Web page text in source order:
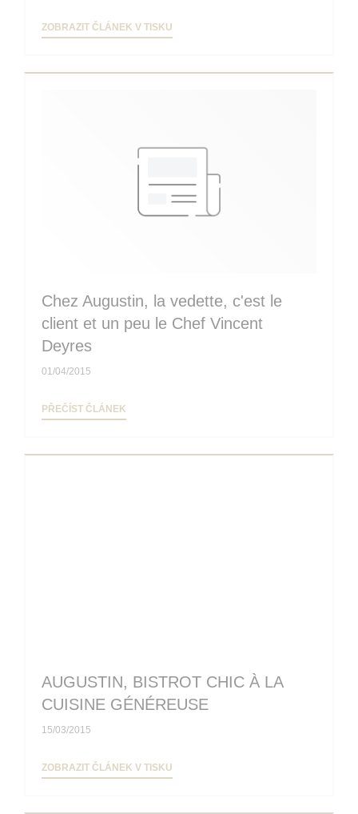
ZOBRAZIT ČLÁNEK V TISKU
Chez Augustin, la vedette, c'est le
client et un peu le Chef Vincent
Deyres
01/04/2015
PŘEČÍST ČLÁNEK
AUGUSTIN, BISTROT CHIC À LA
CUISINE GÉNÉREUSE
15/03/2015
ZOBRAZIT ČLÁNEK V TISKU